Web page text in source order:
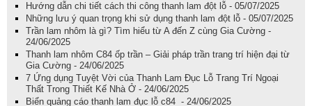
Hướng dẫn chi tiết cách thi công thanh lam đột lỗ - 05/07/2025
Những lưu ý quan trọng khi sử dụng thanh lam đột lỗ - 05/07/2025
Trần lam nhôm là gì? Tìm hiểu từ A đến Z cùng Gia Cường -
24/06/2025
Thanh lam nhôm C84 ốp trần – Giải pháp trần trang trí hiện đại từ
Gia Cường - 24/06/2025
7 Ứng dụng Tuyệt Vời của Thanh Lam Đục Lỗ Trang Trí Ngoại
Thất Trong Thiết Kế Nhà Ở - 24/06/2025
Biển quảng cáo thanh lam đục lỗ c84 - 24/06/2025